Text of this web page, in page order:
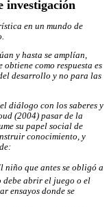
investigación
en un mundo de
y hasta se amplían,
como respuesta es
desarrollo y no para las
diálogo con los saberes y
(2004) pasar de la
su papel social de
conocimiento, y
niño que antes se obligó a
debe abrir el juego o el
ensayos donde se